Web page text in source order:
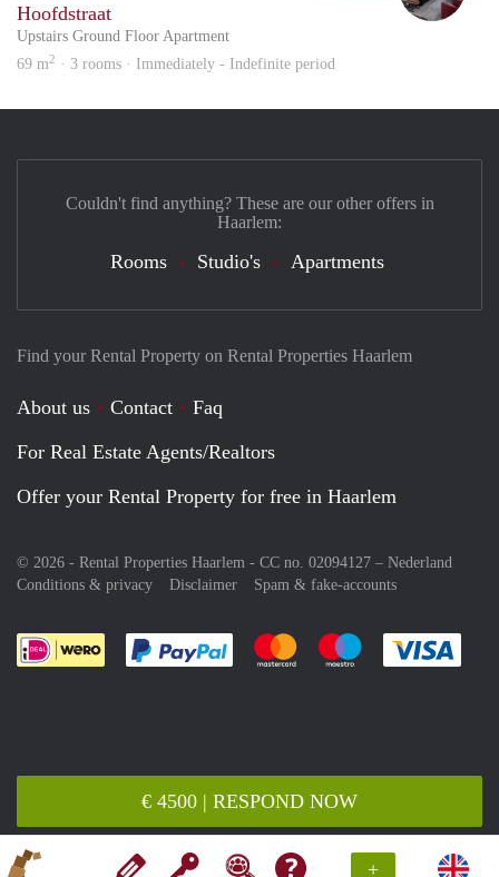
+
€ 4500 | RESPOND NOW
Hoofdstraat
Upstairs Ground Floor Apartment
69 m2 · 3 rooms · Immediately - Indefinite period
Find your Rental Property on Rental Properties Haarlem
About us Contact
Faq
For Real Estate Agents/Realtors
Offer your Rental Property for free in Haarlem
© 2026 - Rental Properties Haarlem - CC no. 02094127 – Nederland
Conditions & privacy
Disclaimer Spam & fake-accounts
Pay easily with :payment method
Pay easily with :payment
Pay easily with
Couldn't find anything? These are our other offers in
Haarlem:
Rooms Studio's Apartments